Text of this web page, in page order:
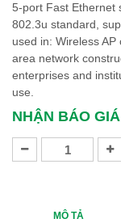
5-port Fast Ethernet
802.3u standard,
used in: Wireless
area network
enterprises and
use.
NHẬN BÁO GIÁ
MÔ TẢ